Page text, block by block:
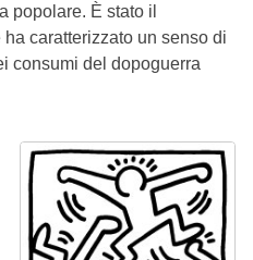
popolare. È stato il
caratterizzato un senso di
consumi del dopoguerra